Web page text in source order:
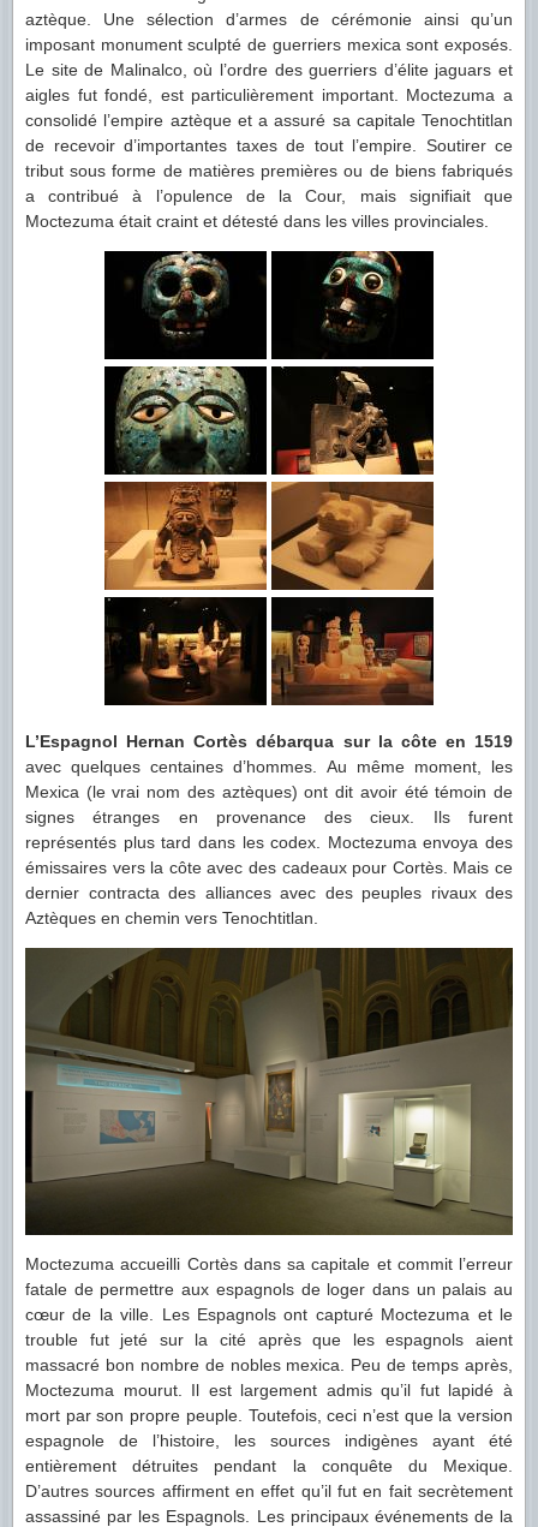
aztèque. Une sélection d’armes de cérémonie ainsi qu’un
imposant monument sculpté de guerriers mexica sont exposés.
Le site de Malinalco, où l’ordre des guerriers d’élite jaguars et
aigles fut fondé, est particulièrement important. Moctezuma a
consolidé l’empire aztèque et a assuré sa capitale Tenochtitlan
de recevoir d’importantes taxes de tout l’empire. Soutirer ce
tribut sous forme de matières premières ou de biens fabriqués
a contribué à l’opulence de la Cour, mais signifiait que
Moctezuma était craint et détesté dans les villes provinciales.
L’Espagnol Hernan Cortès débarqua sur la côte en 1519
avec quelques centaines d’hommes. Au même moment, les
Mexica (le vrai nom des aztèques) ont dit avoir été témoin de
signes étranges en provenance des cieux. Ils furent
représentés plus tard dans les codex. Moctezuma envoya des
émissaires vers la côte avec des cadeaux pour Cortès. Mais ce
dernier contracta des alliances avec des peuples rivaux des
Aztèques en chemin vers Tenochtitlan.
Moctezuma accueilli Cortès dans sa capitale et commit l’erreur
fatale de permettre aux espagnols de loger dans un palais au
cœur de la ville. Les Espagnols ont capturé Moctezuma et le
trouble fut jeté sur la cité après que les espagnols aient
massacré bon nombre de nobles mexica. Peu de temps après,
Moctezuma mourut. Il est largement admis qu’il fut lapidé à
mort par son propre peuple. Toutefois, ceci n’est que la version
espagnole de l’histoire, les sources indigènes ayant été
entièrement détruites pendant la conquête du Mexique.
D’autres sources affirment en effet qu’il fut en fait secrètement
assassiné par les Espagnols. Les principaux événements de la